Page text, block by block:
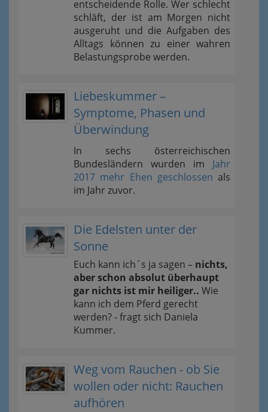
entscheidende Rolle. Wer schlecht
schläft, der ist am Morgen nicht
ausgeruht und die Aufgaben des
Alltags können zu einer wahren
Belastungsprobe werden.
Liebeskummer –
Symptome, Phasen und
Überwindung
In sechs österreichischen
Bundesländern wurden im Jahr
2017 mehr Ehen geschlossen als
im Jahr zuvor.
Die Edelsten unter der
Sonne
Euch kann ich´s ja sagen – nichts,
aber schon absolut überhaupt
gar nichts ist mir heiliger.. Wie
kann ich dem Pferd gerecht
werden? - fragt sich Daniela
Kummer.
Weg vom Rauchen - ob Sie
wollen oder nicht: Rauchen
aufhören